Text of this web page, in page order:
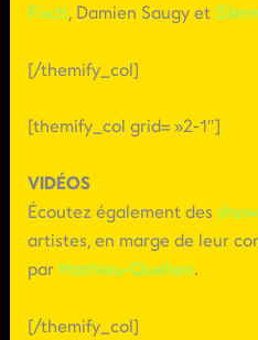
Fisch, Damien Saugy et
[/themify_col]
[themify_col grid= »2-1″]
VIDÉOS
Écoutez également des
artistes, en marge de leur
par Mathieu-Quehen.
[/themify_col]